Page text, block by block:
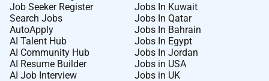
Job Seeker Register
Search Jobs
AutoApply
AI Talent Hub
AI Community Hub
AI Resume Builder
AI Job Interview
Jobs In Kuwait
Jobs In Qatar
Jobs In Bahrain
Jobs In Egypt
Jobs In Jordan
Jobs in USA
Jobs in UK